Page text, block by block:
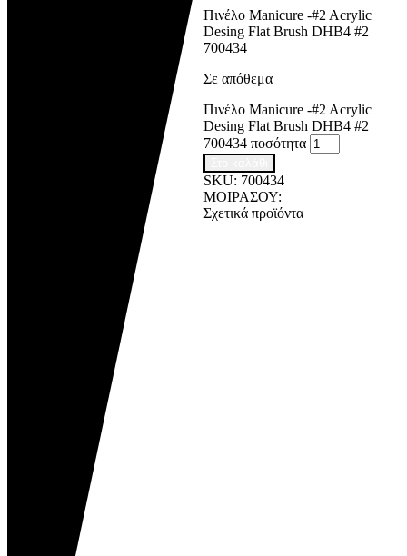
Πινέλο Manicure -#2 Acrylic
Desing Flat Brush DHB4 #2
700434
Σε απόθεμα
Πινέλο Manicure -#2 Acrylic
Desing Flat Brush DHB4 #2
700434 ποσότητα
SKU: 700434
ΜΟΙΡΑΣΟΥ:
Σχετικά προϊόντα